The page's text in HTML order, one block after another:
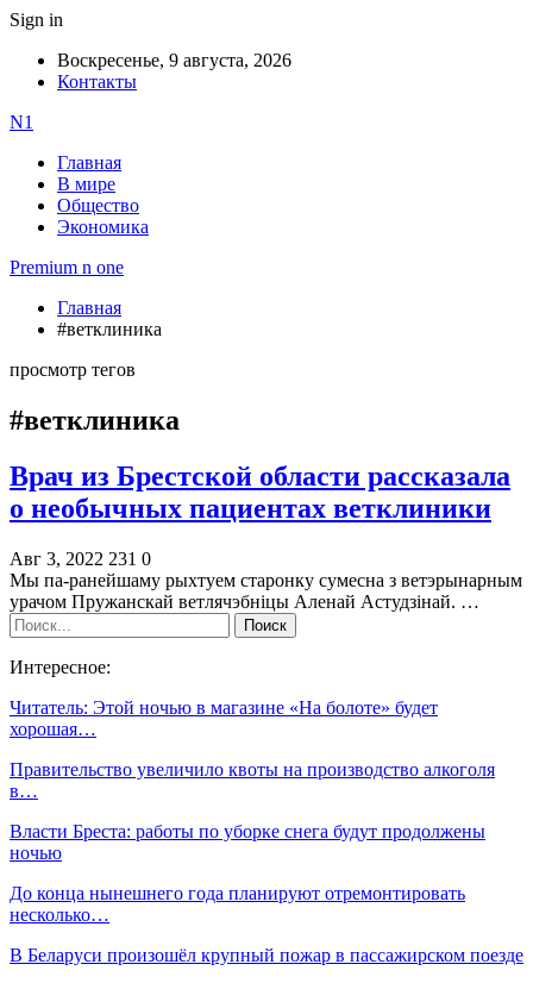
Sign in
Воскресенье, 9 августа, 2026
Контакты
N1
Главная
В мире
Общество
Экономика
Premium n one
Главная
#ветклиника
просмотр тегов
#ветклиника
Врач из Брестской области рассказала
о необычных пациентах ветклиники
Авг 3, 2022 231 0
Мы па-ранейшаму рыхтуем старонку сумесна з ветэрынарным
урачом Пружанскай ветлячэбніцы Аленай Астудзінай. …
Интересное:
Читатель: Этой ночью в магазине «На болоте» будет
хорошая…
Правительство увеличило квоты на производство алкоголя
в…
Власти Бреста: работы по уборке снега будут продолжены
ночью
До конца нынешнего года планируют отремонтировать
несколько…
В Беларуси произошёл крупный пожар в пассажирском поезде